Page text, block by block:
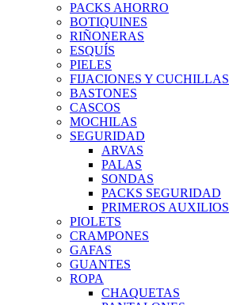
PACKS AHORRO
BOTIQUINES
RIÑONERAS
ESQUÍS
PIELES
FIJACIONES Y CUCHILLAS
BASTONES
CASCOS
MOCHILAS
SEGURIDAD
ARVAS
PALAS
SONDAS
PACKS SEGURIDAD
PRIMEROS AUXILIOS
PIOLETS
CRAMPONES
GAFAS
GUANTES
ROPA
CHAQUETAS